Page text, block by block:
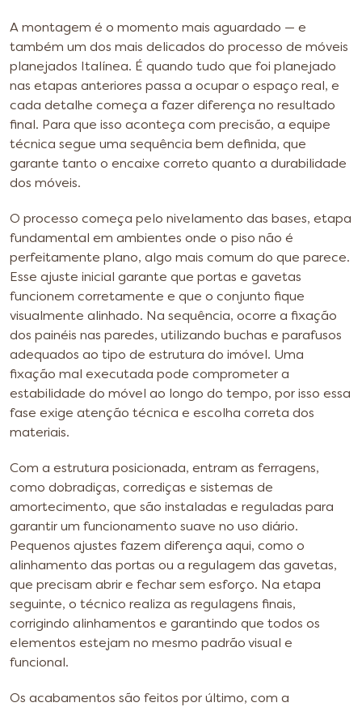
A montagem é o momento mais aguardado — e
também um dos mais delicados do processo de móveis
planejados Italínea. É quando tudo que foi planejado
nas etapas anteriores passa a ocupar o espaço real, e
cada detalhe começa a fazer diferença no resultado
final. Para que isso aconteça com precisão, a equipe
técnica segue uma sequência bem definida, que
garante tanto o encaixe correto quanto a durabilidade
dos móveis.
O processo começa pelo nivelamento das bases, etapa
fundamental em ambientes onde o piso não é
perfeitamente plano, algo mais comum do que parece.
Esse ajuste inicial garante que portas e gavetas
funcionem corretamente e que o conjunto fique
visualmente alinhado. Na sequência, ocorre a fixação
dos painéis nas paredes, utilizando buchas e parafusos
adequados ao tipo de estrutura do imóvel. Uma
fixação mal executada pode comprometer a
estabilidade do móvel ao longo do tempo, por isso essa
fase exige atenção técnica e escolha correta dos
materiais.
Com a estrutura posicionada, entram as ferragens,
como dobradiças, corrediças e sistemas de
amortecimento, que são instaladas e reguladas para
garantir um funcionamento suave no uso diário.
Pequenos ajustes fazem diferença aqui, como o
alinhamento das portas ou a regulagem das gavetas,
que precisam abrir e fechar sem esforço. Na etapa
seguinte, o técnico realiza as regulagens finais,
corrigindo alinhamentos e garantindo que todos os
elementos estejam no mesmo padrão visual e
funcional.
Os acabamentos são feitos por último, com a